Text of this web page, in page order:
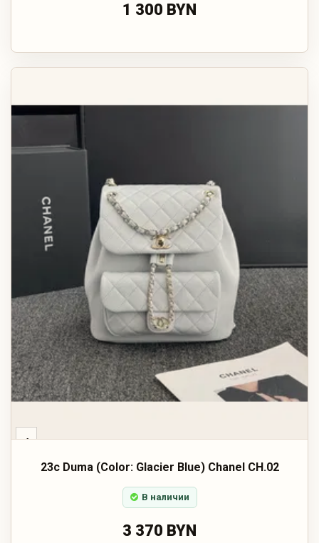
1 300 BYN
‹
23c Duma (Color: Glacier Blue) Chanel CH.02
В наличии
3 370 BYN